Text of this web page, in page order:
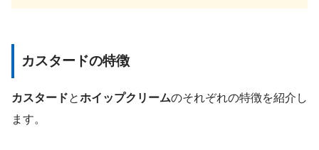
カスタードの特徴
カスタードとホイップクリームのそれぞれの特徴を紹介し
ます。